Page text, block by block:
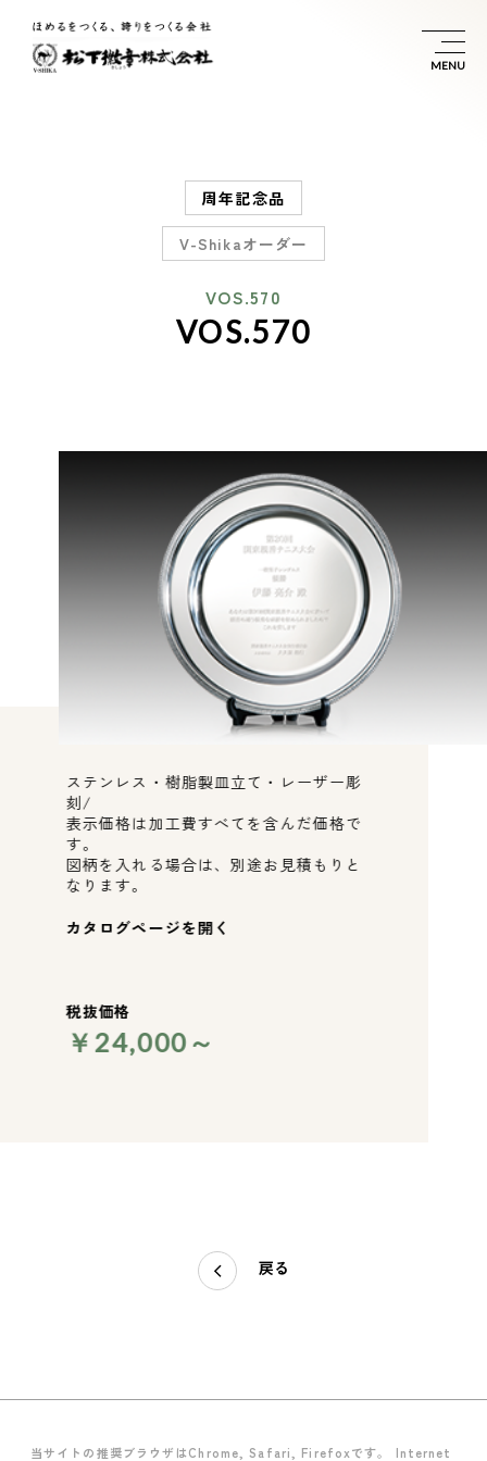
周年記念品
V-Shikaオーダー
VOS.570
VOS.570
ステンレス・樹脂製皿立て・レーザー彫
刻/
表示価格は加工費すべてを含んだ価格で
す。
図柄を入れる場合は、別途お見積もりと
なります。
カタログページを開く
税抜価格
￥24,000～
戻る
当サイトの推奨ブラウザはChrome, Safari, Firefoxです。 Internet